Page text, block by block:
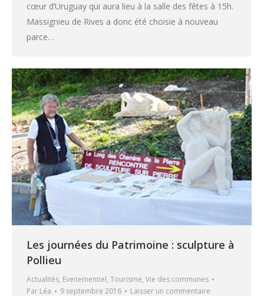
cœur d’Uruguay qui aura lieu à la salle des fêtes à 15h.
Massignieu de Rives a donc été choisie à nouveau
parce…
Les journées du Patrimoine : sculpture à
Pollieu
Actualités, Evenementiel, Tourisme, Vie des communes
Par Léa 9 septembre 2016 Laisser un commentaire